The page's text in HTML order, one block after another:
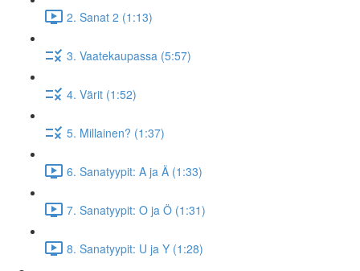
2. Sanat 2 (1:13)
3. Vaatekaupassa (5:57)
4. Värit (1:52)
5. Millainen? (1:37)
6. Sanatyypit: A ja Ä (1:33)
7. Sanatyypit: O ja Ö (1:31)
8. Sanatyypit: U ja Y (1:28)